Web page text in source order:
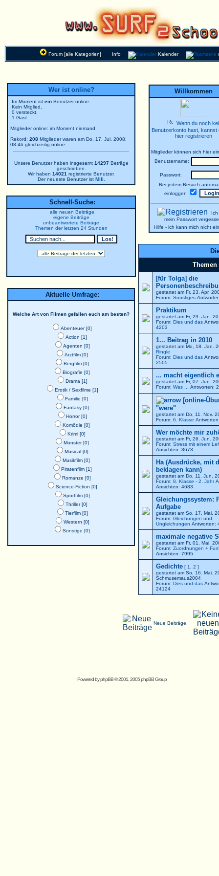
Forum [alle Kategorien] Info Kalender
Wer ist online?
Im Moment ist ein Benutzer online:
Kein Mitglied,
0 versteckt,
1 Gast
Mitglieder online: im Moment niemand
Rekord: 208 Mitglieder waren am Do, 17. Jul. 2008,
08:46 gleichzeitig online.
Unsere Benutzer haben insgesamt 14297Beträge
geschrieben.
Wir haben 14021 registrierte Benutzer.
Der neueste Benutzer ist Mili
Schnell-Suche:
alle neuen Beiträge
eigene Beiträge
unbeantwortete Beiträge
Themen der letzten 24 Stunden
Aktuelle Umfrage:
Welche Art von Filmen gefallen euch am besten?
Abenteuer [0]
Action [1]
Agenten [0]
Arztfilm [0]
Bergfilm [0]
Biografie [0]
Drama [1]
Erotik / Sexfilme [1]
Familie [0]
Fantasy [0]
Horror [0]
Komödie [0]
Krimi [0]
Monster [0]
Musical [0]
Musikfilm [0]
Piratenfilm [1]
Romanze [0]
Science-Fiction [0]
Sportfilm [0]
Thriller [0]
Tierfilm [0]
Western [0]
Sonstige [0]
Willkommen
Wenn du noch
Benutzerkonto hast, kannst
hier registrieren
Mitglieder können sich hier
Benutzername:
Passwort:
Bei jedem Besuch
einloggen
mein Passwort
Hilfe - ich kann mich nicht
Themen
[für Tolga] die
gestartet am Fr, 23. Apr.
Forum: Sonstiges
Praktikum
gestartet am Fr, 29. Jan.
Forum: Dies und das
4203
1... Beitrag in 2010
gestartet am Mo, 18. Jan.
Ringle
Forum: Dies und das
2505
... macht eigentlich
gestartet am Fr, 07. Jun.
Forum: Was ... Antworten:
[online-
"were"
gestartet am Do, 11. Nov.
Forum: 6. Klasse
Wer möchte mir
gestartet am Fr, 26. Jun.
Forum: Stress mit einem
Ansichten: 3673
Ha (Ausdrücke, mit
beklagen kann)
gestartet am Do, 11. Jun.
Forum: 8. Klasse - 2. Jahr
Ansichten: 4683
Gleichungssystem:
Aufgabe
gestartet am So, 17. Mai.
Forum: Gleichungen und
Ungleichungen Antworten:
maximale negative
gestartet am Fr, 01. Mai.
Forum: Zuordnungen +
Ansichten: 7995
Gedichte [ 1 2 ]
gestartet am So, 16. Mai.
Schmusemaus2004
Forum: Dies und das
24124
Neue Beiträge
Powered byphpBB© 2001, 2005 phpBB Group